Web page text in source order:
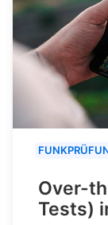
Over-
Tests)